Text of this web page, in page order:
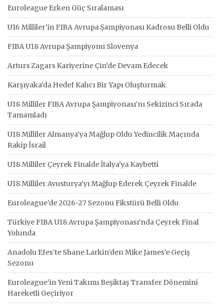
Euroleague Erken Güç Sıralaması
U16 Milliler’in FIBA Avrupa Şampiyonası Kadrosu Belli Oldu
FIBA U18 Avrupa Şampiyonu Slovenya
Arturs Zagars Kariyerine Çin’de Devam Edecek
Karşıyaka’da Hedef Kalıcı Bir Yapı Oluşturmak
U18 Milliler FIBA Avrupa Şampiyonası’nı Sekizinci Sırada
Tamamladı
U18 Milliler Almanya’ya Mağlup Oldu Yedincilik Maçında
Rakip İsrail
U18 Milliler Çeyrek Finalde İtalya’ya Kaybetti
U18 Milliler Avusturya’yı Mağlup Ederek Çeyrek Finalde
Euroleague’de 2026-27 Sezonu Fikstürü Belli Oldu
Türkiye FIBA U18 Avrupa Şampiyonası’nda Çeyrek Final
Yolunda
Anadolu Efes’te Shane Larkin’den Mike James’e Geçiş
Sezonu
Euroleague’in Yeni Takımı Beşiktaş Transfer Dönemini
Hareketli Geçiriyor